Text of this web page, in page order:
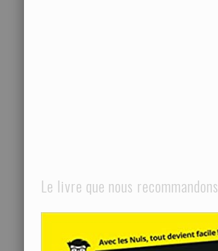
Le livre que nous recommandons